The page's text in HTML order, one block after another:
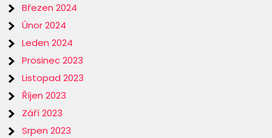
Březen 2024
Únor 2024
Leden 2024
Prosinec 2023
Listopad 2023
Říjen 2023
Září 2023
Srpen 2023